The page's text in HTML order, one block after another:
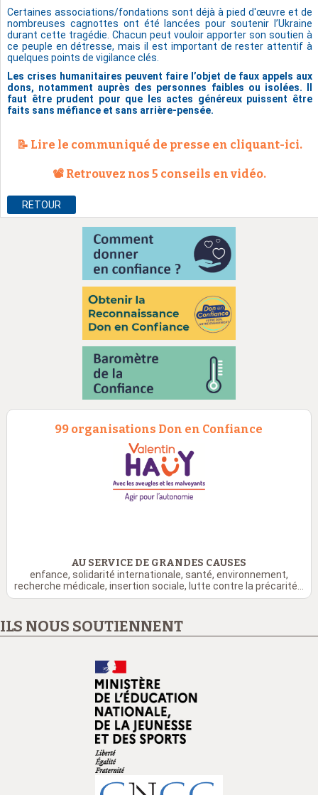
Certaines associations/fondations sont déjà à pied d'œuvre et de
nombreuses cagnottes ont été lancées pour soutenir l’Ukraine
durant cette tragédie. Chacun peut vouloir apporter son soutien à
ce peuple en détresse, mais il est important de rester attentif à
quelques points de vigilance clés.
Les crises humanitaires peuvent faire l’objet de faux appels aux
dons, notamment auprès des personnes faibles ou isolées. Il
faut être prudent pour que les actes généreux puissent être
faits sans méfiance et sans arrière-pensée.
📝 Lire le communiqué de presse en cliquant-ici.
📽️ Retrouvez nos 5 conseils en vidéo.
RETOUR
99 organisations Don en Confiance
AU SERVICE DE GRANDES CAUSES
enfance, solidarité internationale, santé, environnement,
recherche médicale, insertion sociale, lutte contre la précarité...
ILS NOUS SOUTIENNENT